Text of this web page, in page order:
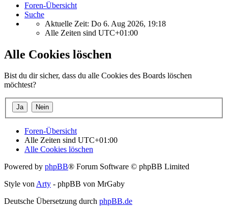
Foren-Übersicht
Suche
Aktuelle Zeit: Do 6. Aug 2026, 19:18
Alle Zeiten sind UTC+01:00
Alle Cookies löschen
Bist du dir sicher, dass du alle Cookies des Boards löschen
möchtest?
Foren-Übersicht
Alle Zeiten sind UTC+01:00
Alle Cookies löschen
Powered by phpBB® Forum Software © phpBB Limited
Style von Arty - phpBB von MrGaby
Deutsche Übersetzung durch phpBB.de